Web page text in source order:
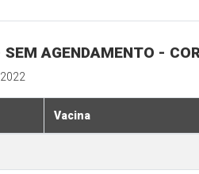
AGENDAMENTO -
Vacina